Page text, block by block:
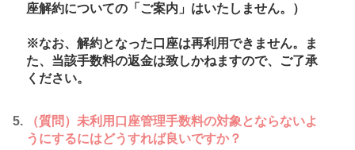
座解約についての「ご案内」はいたしません。）
※なお、解約となった口座は再利用できません。ま
た、当該手数料の返金は致しかねますので、ご了承
ください。
（質問）未利用口座管理手数料の対象とならないよ
うにするにはどうすれば良いですか？